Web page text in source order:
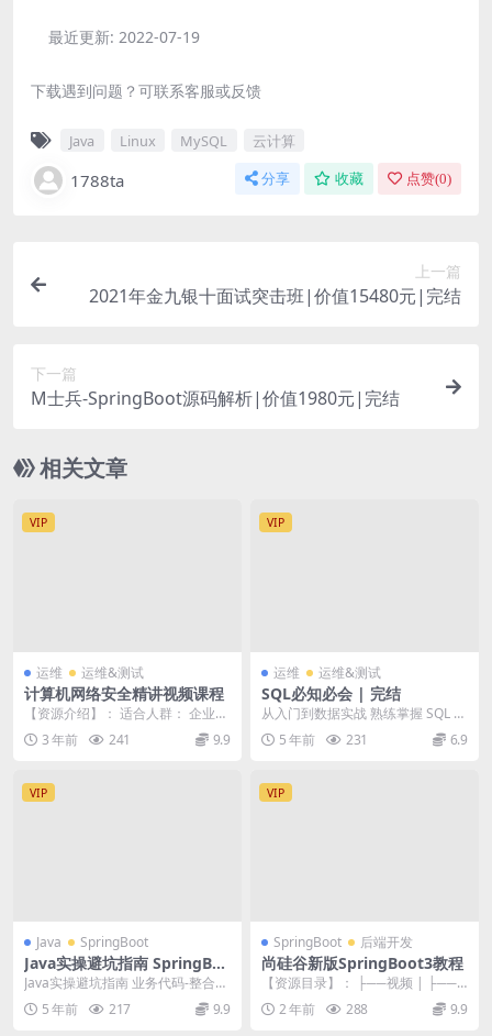
最近更新: 2022-07-19
下载遇到问题？可联系客服或反馈
Java Linux MySQL 云计算
1788ta 分享 收藏 点赞(0)
上一篇
2021年金九银十面试突击班|价值15480元|完结
下一篇
M士兵-SpringBoot源码解析|价值1980元|完结
相关文章
VIP
运维 运维&测试
计算机网络安全精讲视频课程
【资源介绍】： 适合人群： 企业网
络管理员，想从事计算机网络安全
工作的学生 你将...
3 年前 241 9.9
VIP
运维 运维&测试
SQL必知必会 | 完结
从入门到数据实战 熟练掌握 SQL 语
法； 实战 SQL 性能优化； 玩转 6 ...
5 年前 231 6.9
VIP
Java SpringBoot
Java实操避坑指南 SpringBo
ot/MySQL/Redis错误详解 |
完结
Java实操避坑指南 业务代码-整合框
架-存储-缓存常见错误详解系统讲解
各类常见...
5 年前 217 9.9
VIP
SpringBoot 后端开发
尚硅谷新版SpringBoot3教程
【资源目录】： ├──视频 | ├──0
01、SpringBoot3-课程简介....
2 年前 288 9.9